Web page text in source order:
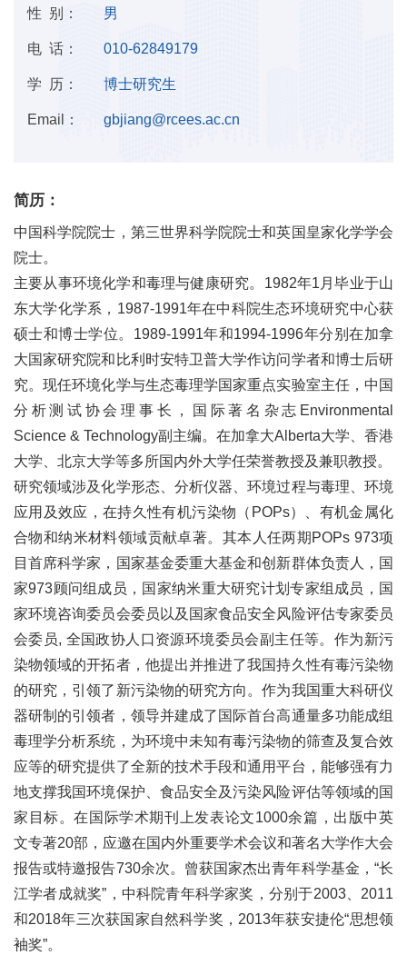
性 别： 男
电 话： 010-62849179
学 历： 博士研究生
Email： gbjiang@rcees.ac.cn
简历：
中国科学院院士，第三世界科学院院士和英国皇家化学学会
院士。
主要从事环境化学和毒理与健康研究。1982年1月毕业于山
东大学化学系，1987-1991年在中科院生态环境研究中心获
硕士和博士学位。1989-1991年和1994-1996年分别在加拿
大国家研究院和比利时安特卫普大学作访问学者和博士后研
究。现任环境化学与生态毒理学国家重点实验室主任，中国
分析测试协会理事长，国际著名杂志Environmental
Science & Technology副主编。在加拿大Alberta大学、香港
大学、北京大学等多所国内外大学任荣誉教授及兼职教授。
研究领域涉及化学形态、分析仪器、环境过程与毒理、环境
应用及效应，在持久性有机污染物（POPs）、有机金属化
合物和纳米材料领域贡献卓著。其本人任两期POPs 973项
目首席科学家，国家基金委重大基金和创新群体负责人，国
家973顾问组成员，国家纳米重大研究计划专家组成员，国
家环境咨询委员会委员以及国家食品安全风险评估专家委员
会委员, 全国政协人口资源环境委员会副主任等。作为新污
染物领域的开拓者，他提出并推进了我国持久性有毒污染物
的研究，引领了新污染物的研究方向。作为我国重大科研仪
器研制的引领者，领导并建成了国际首台高通量多功能成组
毒理学分析系统，为环境中未知有毒污染物的筛查及复合效
应等的研究提供了全新的技术手段和通用平台，能够强有力
地支撑我国环境保护、食品安全及污染风险评估等领域的国
家目标。在国际学术期刊上发表论文1000余篇，出版中英
文专著20部，应邀在国内外重要学术会议和著名大学作大会
报告或特邀报告730余次。曾获国家杰出青年科学基金，“长
江学者成就奖”，中科院青年科学家奖，分别于2003、2011
和2018年三次获国家自然科学奖，2013年获安捷伦“思想领
袖奖”。